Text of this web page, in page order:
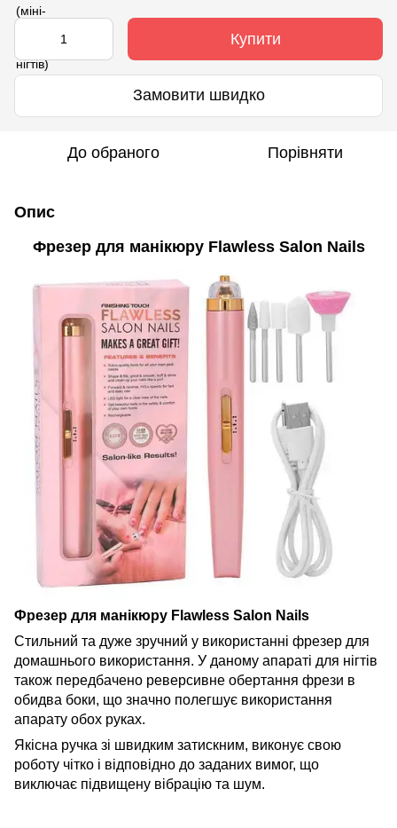
Купити
Замовити швидко
До обраного Порівняти
Опис
Фрезер для манікюру Flawless Salon Nails
Фрезер для манікюру Flawless Salon Nails
Стильний та дуже зручний у використанні фрезер для
домашнього використання. У даному апараті для нігтів
також передбачено реверсивне обертання фрези в
обидва боки, що значно полегшує використання
апарату обох руках.
Якісна ручка зі швидким затискним, виконує свою
роботу чітко і відповідно до заданих вимог, що
виключає підвищену вібрацію та шум.